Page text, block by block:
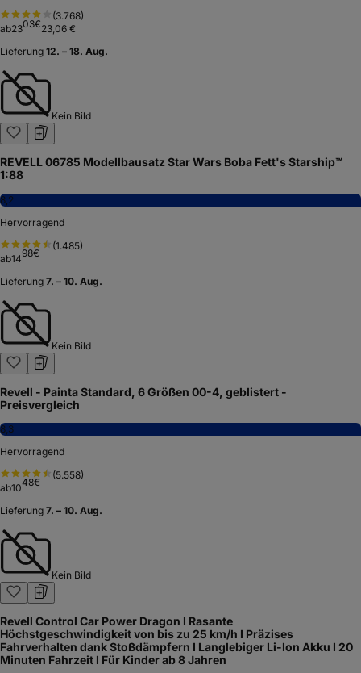
(3.768)
ab2303€23,06 €
Lieferung 12. – 18. Aug.
Kein Bild
REVELL 06785 Modellbausatz Star Wars Boba Fett's Starship™
1:88
8,2
Hervorragend
(1.485)
ab1498€
Lieferung 7. – 10. Aug.
Kein Bild
Revell - Painta Standard, 6 Größen 00-4, geblistert -
Preisvergleich
8,3
Hervorragend
(5.558)
ab1048€
Lieferung 7. – 10. Aug.
Kein Bild
Revell Control Car Power Dragon I Rasante
Höchstgeschwindigkeit von bis zu 25 km/h I Präzises
Fahrverhalten dank Stoßdämpfern I Langlebiger Li-Ion Akku I 20
Minuten Fahrzeit I Für Kinder ab 8 Jahren